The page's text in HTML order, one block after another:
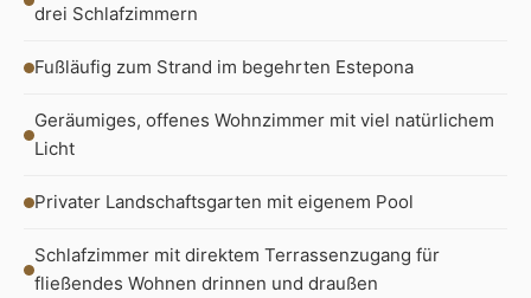
drei Schlafzimmern
Fußläufig zum Strand im begehrten Estepona
Geräumiges, offenes Wohnzimmer mit viel natürlichem
Licht
Privater Landschaftsgarten mit eigenem Pool
Schlafzimmer mit direktem Terrassenzugang für
fließendes Wohnen drinnen und draußen